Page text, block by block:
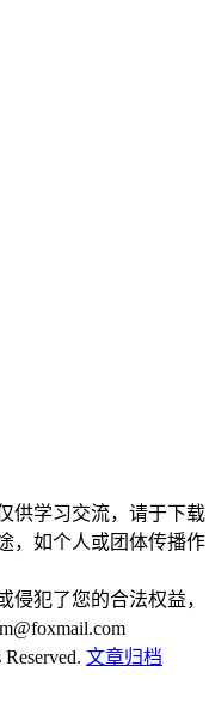
供学习交流，请于下载
，如个人或团体传播作
侵犯了您的合法权益，
文章归档